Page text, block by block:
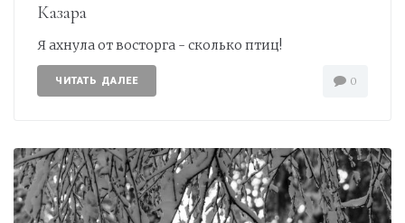
Казара
Я ахнула от восторга - сколько птиц!
ЧИТАТЬ ДАЛЕЕ 0